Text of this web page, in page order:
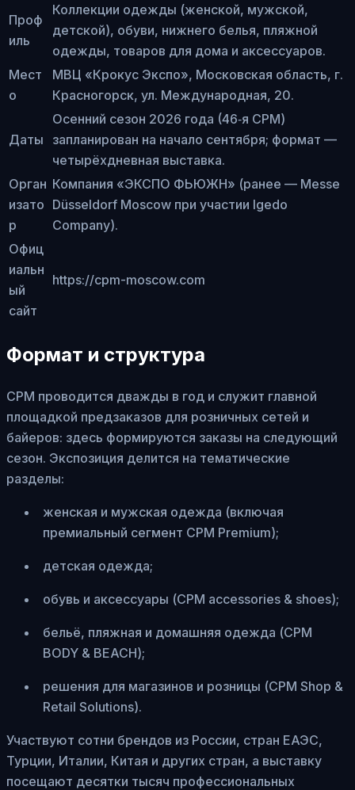
Проф
иль
Коллекции одежды (женской, мужской,
детской), обуви, нижнего белья, пляжной
одежды, товаров для дома и аксессуаров.
Мест
о
МВЦ «Крокус Экспо», Московская область, г.
Красногорск, ул. Международная, 20.
Даты
Осенний сезон 2026 года (46‑я CPM)
запланирован на начало сентября; формат —
четырёхдневная выставка.
Орган
изато
р
Компания «ЭКСПО ФЬЮЖН» (ранее — Messe
Düsseldorf Moscow при участии Igedo
Company).
Офиц
иальн
ый
сайт
https://cpm-moscow.com
Формат и структура
CPM проводится дважды в год и служит главной
площадкой предзаказов для розничных сетей и
байеров: здесь формируются заказы на следующий
сезон. Экспозиция делится на тематические
разделы:
женская и мужская одежда (включая
премиальный сегмент CPM Premium);
детская одежда;
обувь и аксессуары (CPM accessories & shoes);
бельё, пляжная и домашняя одежда (CPM
BODY & BEACH);
решения для магазинов и розницы (CPM Shop &
Retail Solutions).
Участвуют сотни брендов из России, стран ЕАЭС,
Турции, Италии, Китая и других стран, а выставку
посещают десятки тысяч профессиональных